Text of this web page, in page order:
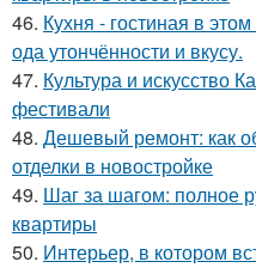
46. Кухня - гостиная в
ода утончённости и вкусу.
47. Культура и искусство
фестивали
48. Дешевый ремонт: как
отделки в новостройке
49. Шаг за шагом: полное
квартиры
50. Интерьер, в котором